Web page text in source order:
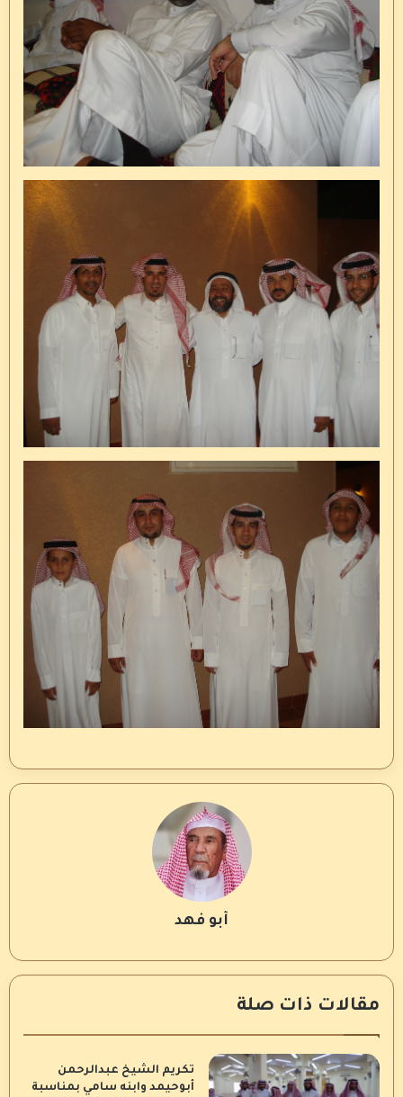
أبو فهد
مقالات ذات صلة
تكريم الشيخ عبدالرحمن
أبوحيمد وابنه سامي بمناسبة